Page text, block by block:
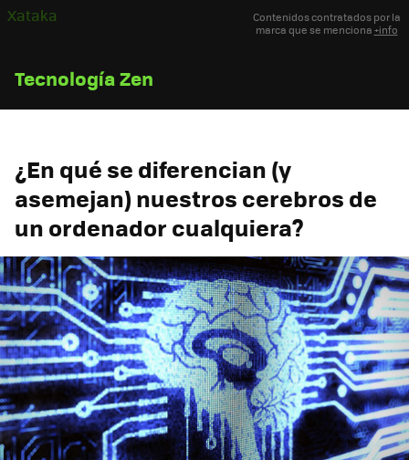
Contenidos contratados por la
marca que se menciona +info
Xataka
Tecnología Zen
¿En qué se diferencian (y
asemejan) nuestros cerebros de
un ordenador cualquiera?